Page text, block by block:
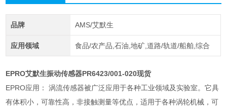
品牌 AMS/艾默生
应用领域 食品/农产品,石油,地矿,道路/轨道/船舶,综合
EPRO艾默生振动传感器PR6423/001-020现货
EPRO应用： 涡流传感器被广泛应用于各种工业领域及实验室。它具
有体积小，可靠性高，非接触测量等优点，适用于各种涡轮机械，可